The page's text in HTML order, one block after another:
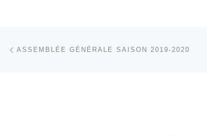
Parcourir les articles
ASSEMBLÉE GÉNÉRALE SAISON 2019-2020